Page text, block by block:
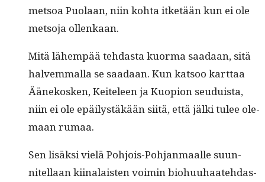
met­soa Puo­laan, niin koh­ta itketään kun ei ole
met­so­ja ollenkaan.
Mitä lähempää tehdas­ta kuor­ma saadaan, sitä
halvem­mal­la se saadaan. Kun kat­soo kart­taa
Äänekosken, Keit­eleen ja Kuo­pi­on seuduista,
niin ei ole epäilystäkään siitä, että jäl­ki tulee ole­
maan rumaa.
Sen lisäk­si vielä Pohjois-Poh­jan­maalle suun­
nitel­laan kiinalais­ten voimin bio­hu­uhaate­hdas­